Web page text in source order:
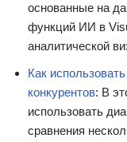
основанные на
функций ИИ в
аналитической
Как
конкурентов: В
использовать
сравнения